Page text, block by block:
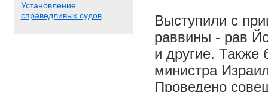
Установление
справедливых судов
Выступили с
раввины - рав
и другие. Также
министра
Проведено